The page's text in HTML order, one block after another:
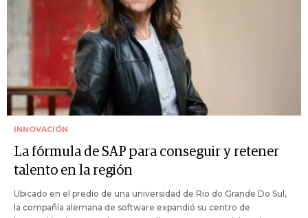
INNOVACIÓN
La fórmula de SAP para conseguir y retener
talento en la región
Ubicado en el predio de una universidad de Rio do Grande Do Sul,
la compañía alemana de software expandió su centro de